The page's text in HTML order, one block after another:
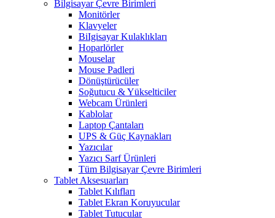
Bilgisayar Çevre Birimleri
Monitörler
Klavyeler
BiIgisayar Kulaklıkları
Hoparlörler
Mouselar
Mouse Padleri
Dönüştürücüler
Soğutucu & Yükselticiler
Webcam Ürünleri
Kablolar
Laptop Çantaları
UPS & Güç Kaynakları
Yazıcılar
Yazıcı Sarf Ürünleri
Tüm Bilgisayar Çevre Birimleri
Tablet Aksesuarları
Tablet Kılıfları
Tablet Ekran Koruyucular
Tablet Tutucular